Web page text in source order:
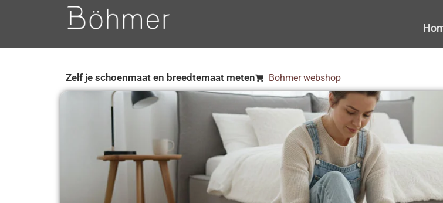
Zelf je schoenmaat en breedtemaat meten Bohmer webshop